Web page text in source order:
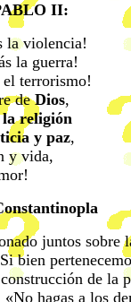
II:
la violencia!
la guerra!
el terrorismo!
deDios,
la religión
y paz,
y vida,
juntos sobre
bien
de la
hagas a los